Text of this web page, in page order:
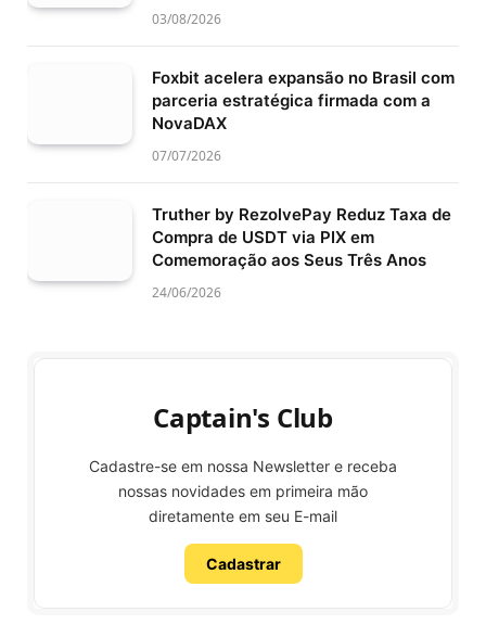
03/08/2026
Foxbit acelera expansão no Brasil com
parceria estratégica firmada com a
NovaDAX
07/07/2026
Truther by RezolvePay Reduz Taxa de
Compra de USDT via PIX em
Comemoração aos Seus Três Anos
24/06/2026
Captain's Club
Cadastre-se em nossa Newsletter e receba
nossas novidades em primeira mão
diretamente em seu E-mail
Cadastrar